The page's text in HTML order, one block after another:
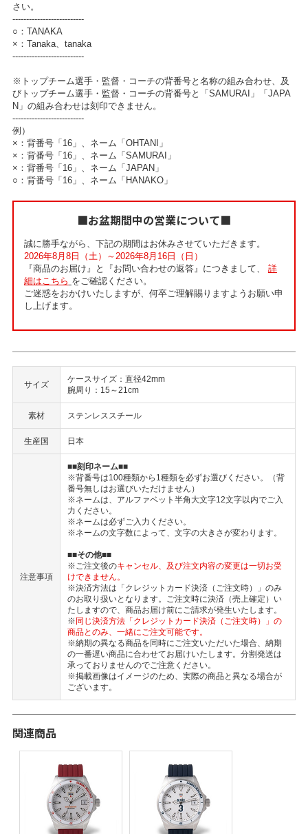
さい。
--------------------------
○：TANAKA
×：Tanaka、tanaka
--------------------------
※トップチーム選手・監督・コーチの背番号と名称の組み合わせ、及
びトップチーム選手・監督・コーチの背番号と「SAMURAI」「JAPA
N」の組み合わせは刻印できません。
--------------------------
例）
×：背番号「16」、ネーム「OHTANI」
×：背番号「16」、ネーム「SAMURAI」
×：背番号「16」、ネーム「JAPAN」
○：背番号「16」、ネーム「HANAKO」
■お盆期間中の営業について■
誠に勝手ながら、下記の期間はお休みさせていただきます。
2026年8月8日（土）～2026年8月16日（日）
『商品のお届け』と『お問い合わせの返答』につきまして、 詳
細はこちら をご確認ください。
ご迷惑をおかけいたしますが、何卒ご理解賜りますようお願い申
し上げます。
サイズ
ケースサイズ：直径42mm
腕周り：15～21cm
素材 ステンレススチール
生産国 日本
注意事項
■■刻印ネーム■■
※背番号は100種類から1種類を必ずお選びください。（背
番号無しはお選びいただけません）
※ネームは、アルファベット半角大文字12文字以内でご入
力ください。
※ネームは必ずご入力ください。
※ネームの文字数によって、文字の大きさが変わります。
■■その他■■
※ご注文後のキャンセル、及び注文内容の変更は一切お受
けできません。
※決済方法は「クレジットカード決済（ご注文時）」のみ
のお取り扱いとなります。ご注文時に決済（売上確定）い
たしますので、商品お届け前にご請求が発生いたします。
※ 同じ決済方法「クレジットカード決済（ご注文時）」の
商品とのみ、一緒にご注文可能です。
※納期の異なる商品を同時にご注文いただいた場合、納期
の一番遅い商品に合わせてお届けいたします。分割発送は
承っておりませんのでご注意ください。
※掲載画像はイメージのため、実際の商品と異なる場合が
ございます。
関連商品